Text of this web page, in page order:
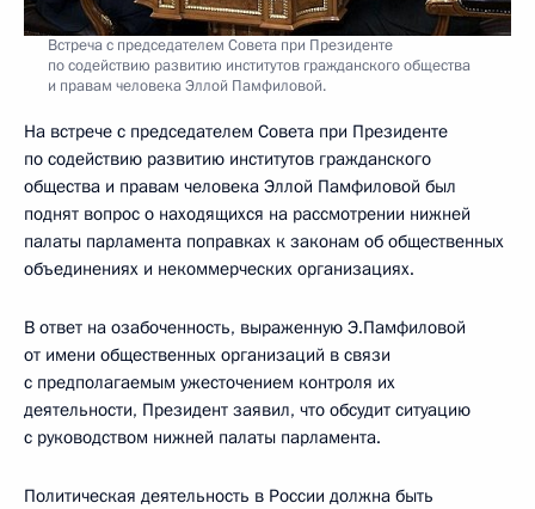
Встреча с председателем Совета при Президенте
по содействию развитию институтов гражданского общества
и правам человека Эллой Памфиловой.
На встрече с председателем Совета при Президенте
по содействию развитию институтов гражданского
общества и правам человека Эллой Памфиловой был
поднят вопрос о находящихся на рассмотрении нижней
палаты парламента поправках к законам об общественных
объединениях и некоммерческих организациях.
В ответ на озабоченность, выраженную Э.Памфиловой
от имени общественных организаций в связи
с предполагаемым ужесточением контроля их
деятельности, Президент заявил, что обсудит ситуацию
с руководством нижней палаты парламента.
Политическая деятельность в России должна быть